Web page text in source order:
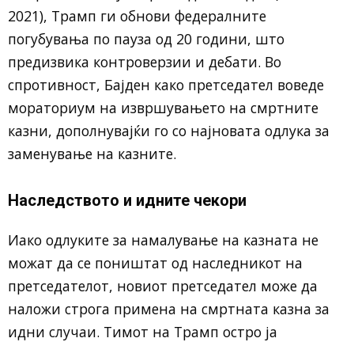
2021), Трамп ги обнови федералните
погубувања по пауза од 20 години, што
предизвика контроверзии и дебати. Во
спротивност, Бајден како претседател воведе
мораториум на извршувањето на смртните
казни, дополнувајќи го со најновата одлука за
заменување на казните.
Наследството и идните чекори
Иако одлуките за намалување на казната не
можат да се поништат од наследникот на
претседателот, новиот претседател може да
наложи строга примена на смртната казна за
идни случаи. Тимот на Трамп остро ја